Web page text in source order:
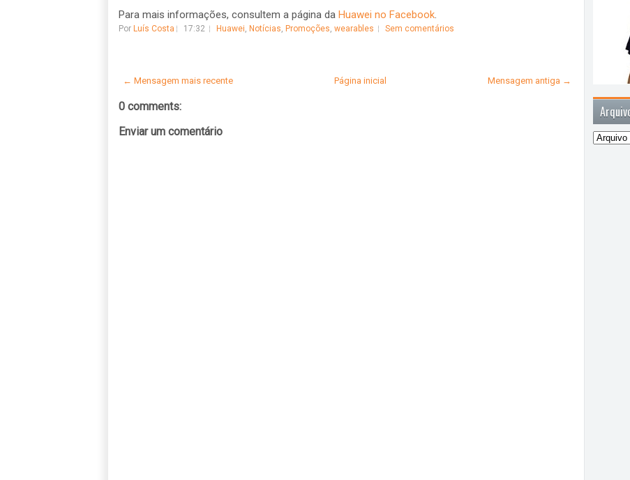
Para mais informações, consultem a página da Huawei no Facebook.
Por Luís Costa 17:32 Huawei, Notícias, Promoções, wearables Sem comentários
← Mensagem mais recente Mensagem antiga →
Página inicial
0 comments:
Enviar um comentário